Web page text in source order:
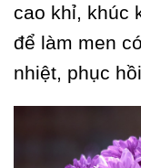
cao khỉ, khúc
để làm men
nhiệt, phục